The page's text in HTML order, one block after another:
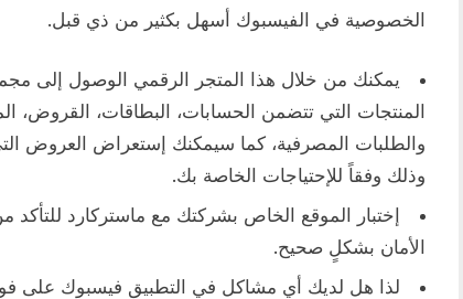
الخصوصية في الفيسبوك أسهل بكثير من ذي قبل.
يمكنك من خلال هذا المتجر الرقمي الوصول إلى
المنتجات التي تتضمن الحسابات، البطاقات، القروض،
والطلبات المصرفية، كما سيمكنك إستعراض العروض
وذلك وفقاً للإحتياجات الخاصة بك.
إختبار الموقع الخاص بشركتك مع ماستركارد
الأمان بشكلٍ صحيح.
لذا هل لديك أي مشاكل في التطبيق فيسبوك على